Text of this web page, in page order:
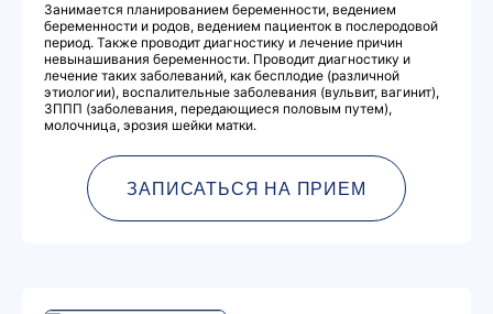
Занимается планированием беременности, ведением
беременности и родов, ведением пациенток в послеродовой
период. Также проводит диагностику и лечение причин
невынашивания беременности. Проводит диагностику и
лечение таких заболеваний, как бесплодие (различной
этиологии), воспалительные заболевания (вульвит, вагинит),
ЗППП (заболевания, передающиеся половым путем),
молочница, эрозия шейки матки.
ЗАПИСАТЬСЯ НА ПРИЕМ